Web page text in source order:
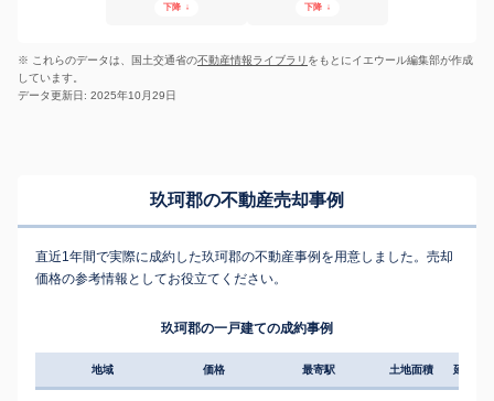
下降 ↓ 下降 ↓
※ これらのデータは、国土交通省の不動産情報ライブラリ をもとにイエウール編集部が作成
しています。
データ更新日: 2025年10月29日
玖珂郡の不動産売却事例
直近1年間で実際に成約した玖珂郡の不動産事例を用意しました。売却
価格の参考情報としてお役立てください。
玖珂郡の一戸建ての成約事例
地域 価格 最寄駅 土地面積 延床面